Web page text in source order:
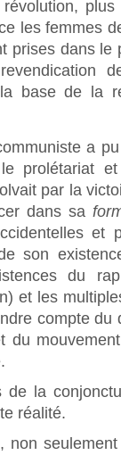
les femmes
prises dans le
base de la
a
prolétariat
par la
dans sa
et
son
du
et les
compte
du
de la
réalité.
non